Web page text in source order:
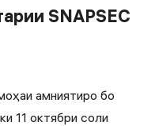
SNAPSEC
амниятиро бо
11 октябри соли